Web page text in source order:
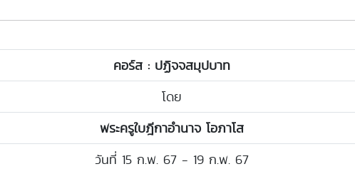
คอร์ส : ปฏิจจสมุปบาท
โดย
พระครูใบฎีกาอำนาจ โอภาโส
วันที่ 15 ก.พ. 67 - 19 ก.พ. 67